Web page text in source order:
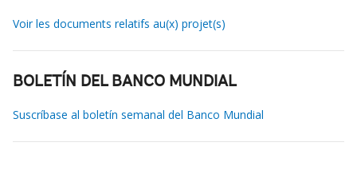
Voir les documents relatifs au(x) projet(s)
BOLETÍN DEL BANCO MUNDIAL
Suscríbase al boletín semanal del Banco Mundial